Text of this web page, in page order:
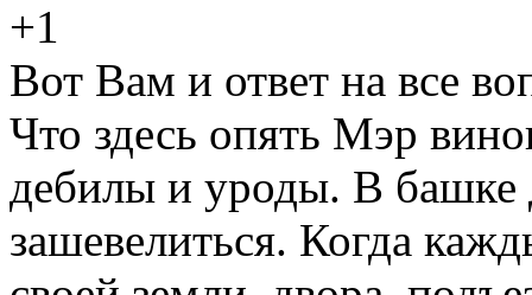
+1
Вот Вам и ответ на все
Что здесь опять Мэр
дебилы и уроды. В башке
зашевелиться. Когда